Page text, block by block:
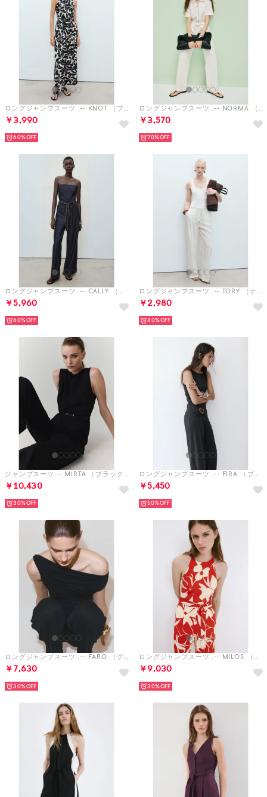
ロングジャンプスーツ .-- KNOT （ブラック）
￥3,990
60%
ロングジャンプスーツ .-- NORMA （ホワイト）
￥3,570
70%
ロングジャンプスーツ .-- CALLY （オープンブルー）
￥5,960
60%
ロングジャンプスーツ .-- TORY （ナチュラルホワイト）
￥2,980
80%
ジャンプスーツ.-- MIRTA （ブラック）
￥10,430
30%
ロングジャンプスーツ .-- FIRA （ブラック）
￥5,450
50%
ロングジャンプスーツ .-- FARO （グレー）
￥7,630
30%
ロングジャンプスーツ .-- MILOS （レッド）
￥9,030
30%